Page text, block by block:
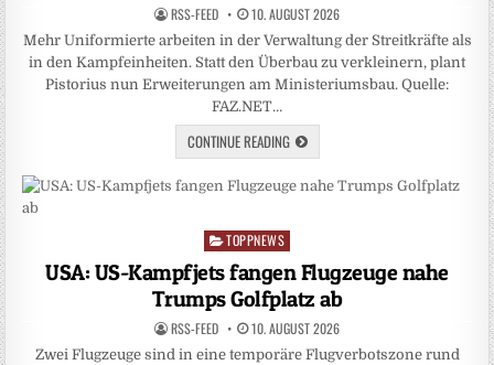
RSS-FEED 10. AUGUST 2026
Mehr Uniformierte arbeiten in der Verwaltung der Streitkräfte als
in den Kampfeinheiten. Statt den Überbau zu verkleinern, plant
Pistorius nun Erweiterungen am Ministeriumsbau. Quelle:
FAZ.NET…
CONTINUE READING
Posted
in
TOPPNEWS
USA: US-Kampfjets fangen Flugzeuge nahe
Trumps Golfplatz ab
RSS-FEED 10. AUGUST 2026
Zwei Flugzeuge sind in eine temporäre Flugverbotszone rund